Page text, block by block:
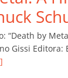
p a
“Death by
Gissi Editora: